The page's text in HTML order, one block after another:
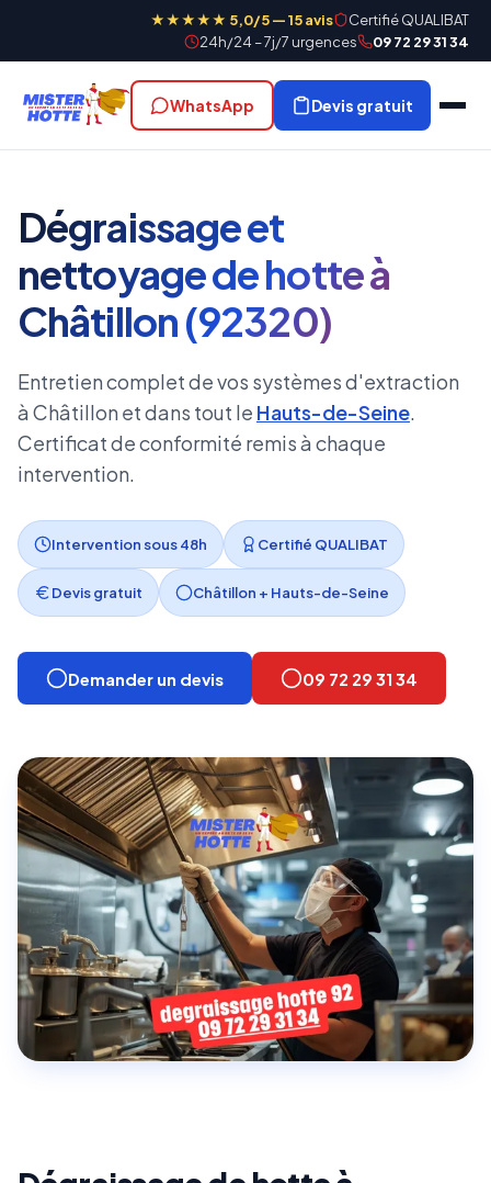
★★★★★ 5,0/5 — 15 avis
Certifié QUALIBAT
24h/24 – 7j/7 urgences
09 72 29 31 34
WhatsApp Devis gratuit
Dégraissage et
nettoyage de hotte à
Châtillon (92320)
Entretien complet de vos systèmes d'extraction
à Châtillon et dans tout le Hauts-de-Seine.
Certificat de conformité remis à chaque
intervention.
Intervention sous 48h Certifié QUALIBAT
Devis gratuit Châtillon + Hauts-de-Seine
Demander un devis 09 72 29 31 34